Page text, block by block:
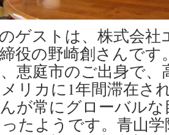
ゲストは、株式会
役の野崎創さんです
恵庭市のご出身で、
リカに1年間滞在さ
が常にグローバル
たようです。青山